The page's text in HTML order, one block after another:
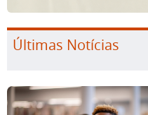
Últimas Notícias